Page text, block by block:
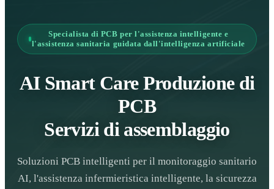
Specialista di PCB per l'assistenza intelligente e
l'assistenza sanitaria guidata dall'intelligenza artificiale
AI Smart Care Produzione di
PCB
Servizi di assemblaggio
Soluzioni PCB intelligenti per il monitoraggio sanitario
AI, l'assistenza infermieristica intelligente, la sicurezza